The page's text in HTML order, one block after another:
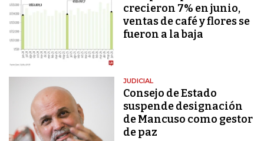
crecieron 7% en junio,
ventas de café y flores se
fueron a la baja
JUDICIAL
Consejo de Estado
suspende designación
de Mancuso como gestor
de paz